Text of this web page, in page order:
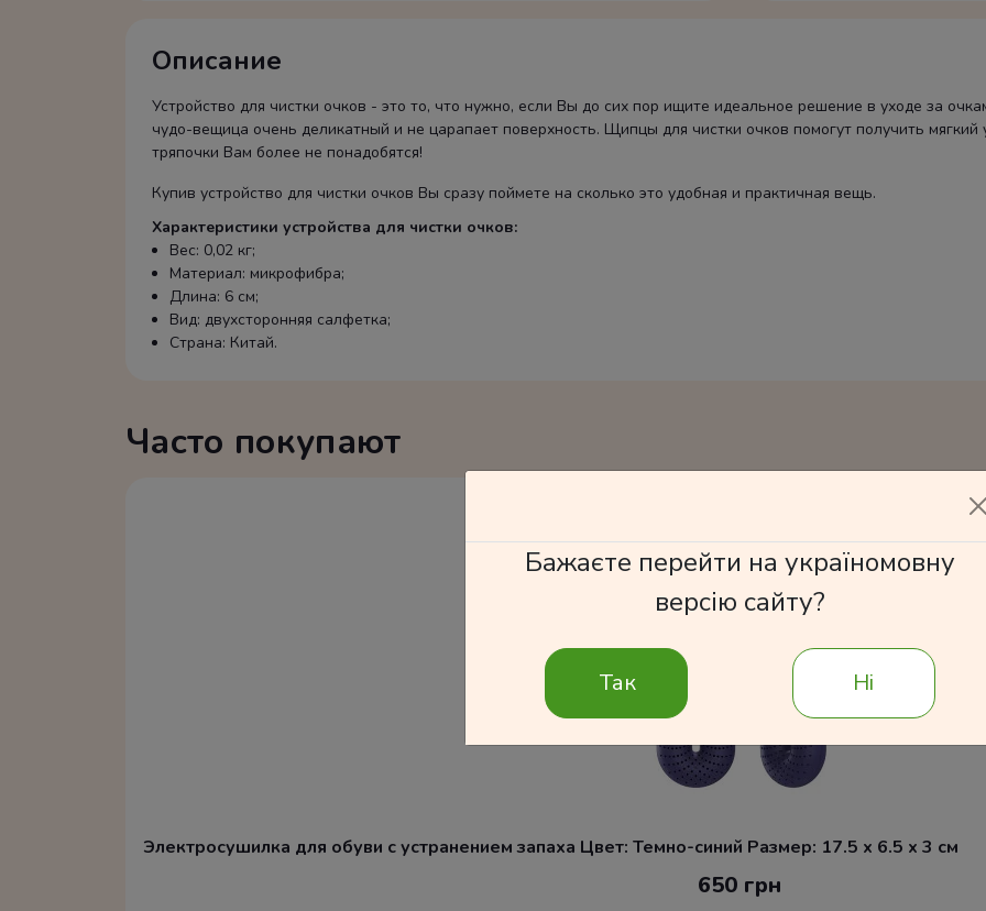
Описание
Устройство для чистки очков - это то, что нужно, если Вы до сих пор ищите идеальное решение в уходе за
чудо-вещица очень деликатный и не царапает поверхность. Щипцы для чистки очков помогут получить мягкий
тряпочки Вам более не понадобятся!
Купив устройство для чистки очков Вы сразу поймете на сколько это удобная и практичная вещь.
Характеристики устройства для чистки очков:
Вес: 0,02 кг;
Материал: микрофибра;
Длина: 6 см;
Вид: двухсторонняя салфетка;
Страна: Китай.
Часто покупают
Электросушилка для обуви с устранением запаха Цвет: Темно-синий Размер: 17.5 x 6.5 x 3 см
650 грн
Бажаєте перейти на україномовну
версію сайту?
Так Ні